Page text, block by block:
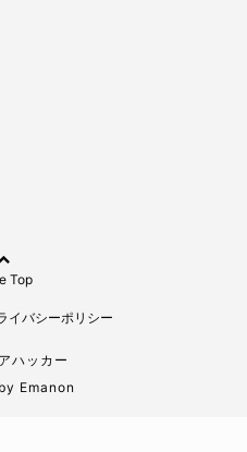
Top
イバシーポリシー
ハッカー
Emanon